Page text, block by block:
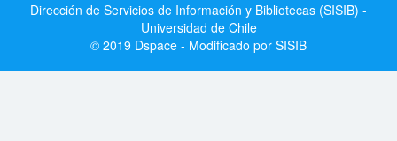
Dirección de Servicios de Información y Bibliotecas (SISIB) -
Universidad de Chile
© 2019 Dspace - Modificado por SISIB